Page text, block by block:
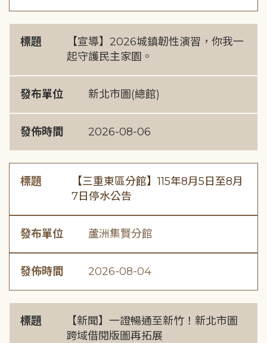
標題
【宣導】2026城鎮韌性演習，你我一
起守護民主家園。
發布單位 新北市圖(總館)
發佈時間 2026-08-06
標題
【三重東區分館】115年8月5日至8月
7日停水公告
發布單位 蘆洲集賢分館
發佈時間 2026-08-04
標題
【新聞】一證暢通至新竹！新北市圖
跨域借閱版圖再拓展